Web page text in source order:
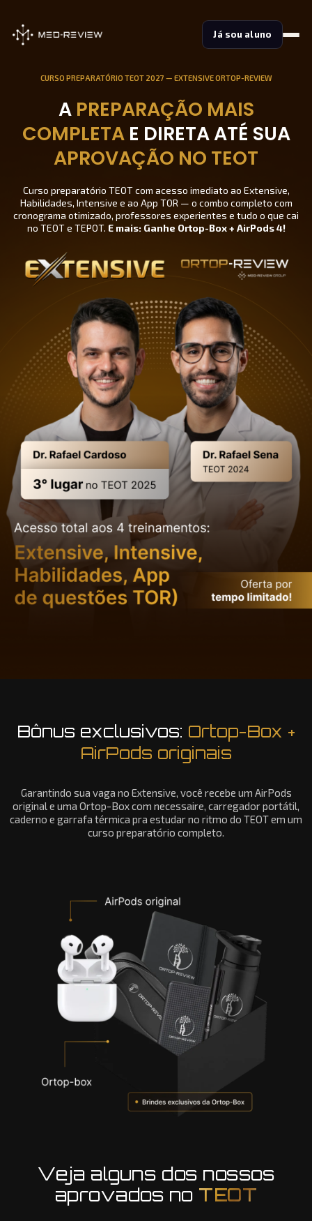
Já sou aluno
CURSO PREPARATÓRIO TEOT 2027 — EXTENSIVE ORTOP-REVIEW
A PREPARAÇÃO MAIS
COMPLETAE DIRETA ATÉ SUA
APROVAÇÃO NO TEOT
Curso preparatório TEOT com acesso imediato ao Extensive,
Habilidades, Intensive e ao App TOR — o combo completo com
cronograma otimizado, professores experientes e tudo o que cai
no TEOT e TEPOT. E mais: Ganhe Ortop-Box+ AirPods 4!
Bônus exclusivos: Ortop-Box +
AirPods originais
Garantindo sua vaga no Extensive, você recebe um AirPods
original e uma Ortop-Box com necessaire, carregador portátil,
caderno e garrafa térmica pra estudar no ritmo do TEOT em um
curso preparatório completo.
Veja alguns dos nossos
aprovados no TEOT